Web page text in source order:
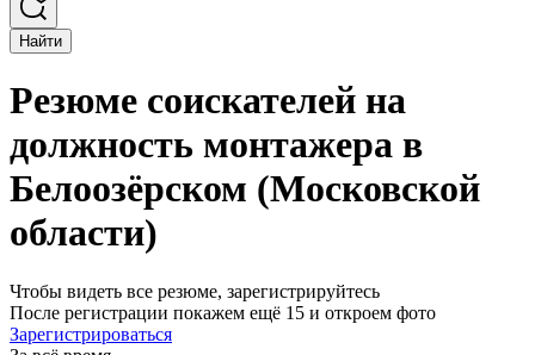
Найти
Резюме соискателей на
должность монтажера в
Белоозёрском (Московской
области)
Чтобы видеть все резюме, зарегистрируйтесь
После регистрации покажем ещё 15 и откроем фото
Зарегистрироваться